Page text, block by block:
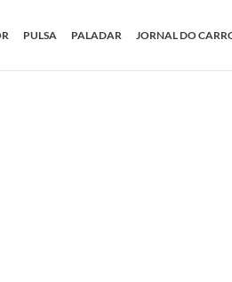
PULSA PALADAR JORNAL DO